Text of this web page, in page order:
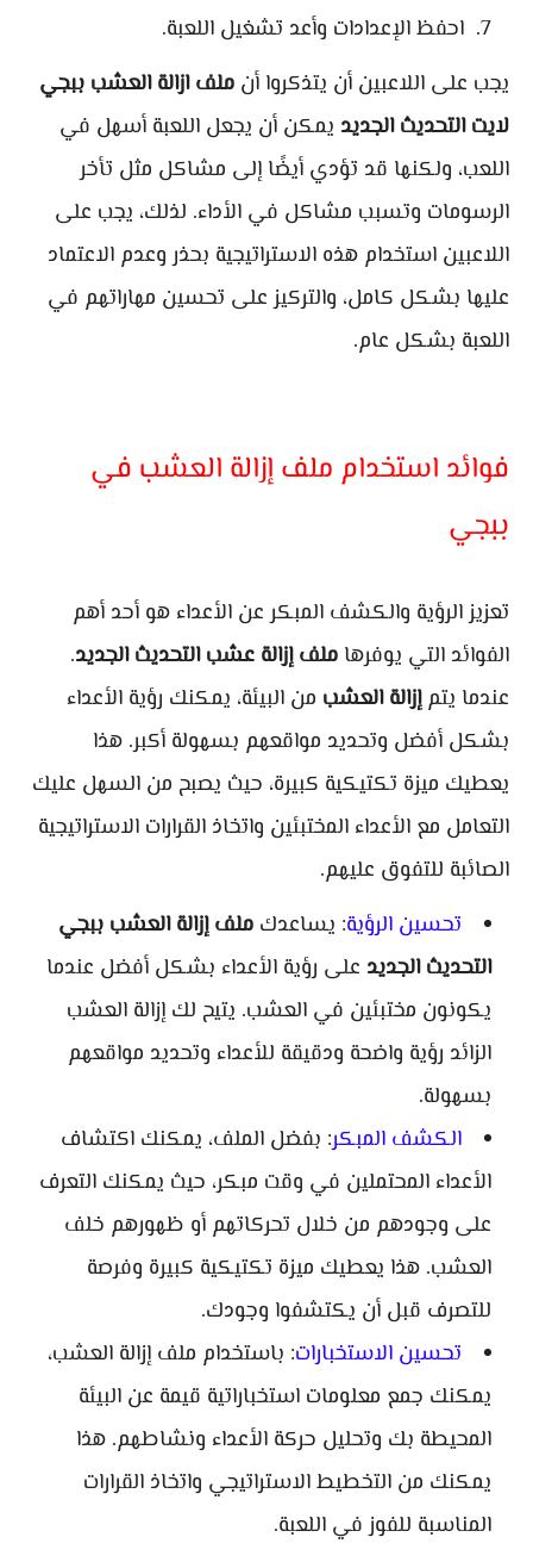
احفظ الإعدادات وأعد تشغيل اللعبة.
يجب على اللاعبين أن يتذكروا أن ملف ازالة العشب ببجي
لايت التحديث الجديد يمكن أن يجعل اللعبة أسهل في
اللعب، ولكنها قد تؤدي أيضًا إلى مشاكل مثل تأخر
الرسومات وتسبب مشاكل في الأداء. لذلك، يجب على
اللاعبين استخدام هذه الاستراتيجية بحذر وعدم الاعتماد
عليها بشكل كامل، والتركيز على تحسين مهاراتهم في
اللعبة بشكل عام.
فوائد استخدام ملف إزالة العشب في
ببجي
تعزيز الرؤية والكشف المبكر عن الأعداء هو أحد أهم
الفوائد التي يوفرها ملف إزالة عشب التحديث الجديد.
عندما يتمإزالة العشب من البيئة، يمكنك رؤية الأعداء
بشكل أفضل وتحديد مواقعهم بسهولة أكبر. هذا
يعطيك ميزة تكتيكية كبيرة، حيث يصبح من السهل عليك
التعامل مع الأعداء المختبئين واتخاذ القرارات الاستراتيجية
الصائبة للتفوق عليهم.
تحسين الرؤية: يساعدك ملف إزالة العشب ببجي
التحديث الجديد على رؤية الأعداء بشكل أفضل عندما
يكونون مختبئين في العشب. يتيح لك إزالة العشب
الزائد رؤية واضحة ودقيقة للأعداء وتحديد مواقعهم
بسهولة.
الكشف المبكر: بفضل الملف، يمكنك اكتشاف
الأعداء المحتملين في وقت مبكر، حيث يمكنك التعرف
على وجودهم من خلال تحركاتهم أو ظهورهم خلف
العشب. هذا يعطيك ميزة تكتيكية كبيرة وفرصة
للتصرف قبل أن يكتشفوا وجودك.
تحسين الاستخبارات: باستخدام ملف إزالة العشب،
يمكنك جمع معلومات استخباراتية قيمة عن البيئة
المحيطة بك وتحليل حركة الأعداء ونشاطهم. هذا
يمكنك من التخطيط الاستراتيجي واتخاذ القرارات
المناسبة للفوز في اللعبة.